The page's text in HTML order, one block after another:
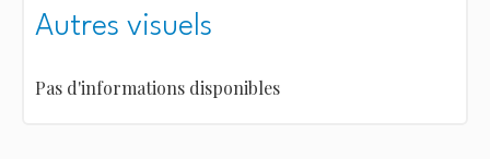
Autres visuels
Pas d'informations disponibles